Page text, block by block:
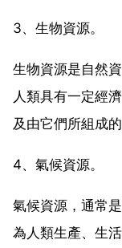
3、生物資源。
生物資源是自然
人類具有一定經
及由它們所組成的
4、氣候資源。
氣候資源，通常
為人類生產、生